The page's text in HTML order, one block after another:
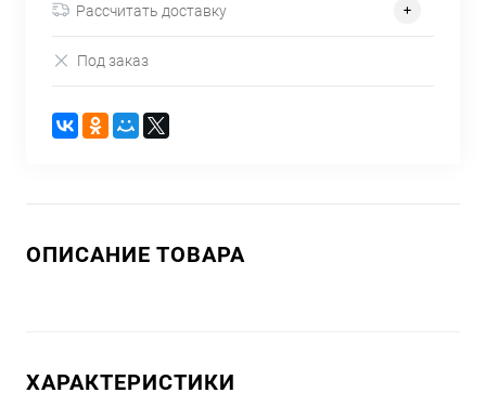
Рассчитать доставку
Под заказ
ОПИСАНИЕ ТОВАРА
ХАРАКТЕРИСТИКИ